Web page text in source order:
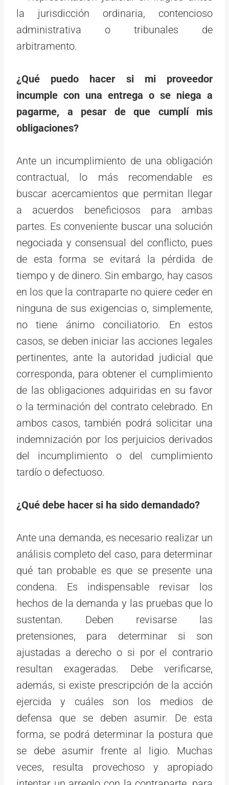
la jurisdicción ordinaria, contencioso
administrativa o tribunales de
arbitramento.
¿Qué puedo hacer si mi proveedor
incumple con una entrega o se niega a
pagarme, a pesar de que cumplí mis
obligaciones?
Ante un incumplimiento de una obligación
contractual, lo más recomendable es
buscar acercamientos que permitan llegar
a acuerdos beneficiosos para ambas
partes. Es conveniente buscar una solución
negociada y consensual del conflicto, pues
de esta forma se evitará la pérdida de
tiempo y de dinero. Sin embargo, hay casos
en los que la contraparte no quiere ceder en
ninguna de sus exigencias o, simplemente,
no tiene ánimo conciliatorio. En estos
casos, se deben iniciar las acciones legales
pertinentes, ante la autoridad judicial que
corresponda, para obtener el cumplimiento
de las obligaciones adquiridas en su favor
o la terminación del contrato celebrado. En
ambos casos, también podrá solicitar una
indemnización por los perjuicios derivados
del incumplimiento o del cumplimiento
tardío o defectuoso.
¿Qué debe hacer si ha sido demandado?
Ante una demanda, es necesario realizar un
análisis completo del caso, para determinar
qué tan probable es que se presente una
condena. Es indispensable revisar los
hechos de la demanda y las pruebas que lo
sustentan. Deben revisarse las
pretensiones, para determinar si son
ajustadas a derecho o si por el contrario
resultan exageradas. Debe verificarse,
además, si existe prescripción de la acción
ejercida y cuáles son los medios de
defensa que se deben asumir. De esta
forma, se podrá determinar la postura que
se debe asumir frente al ligio. Muchas
veces, resulta provechoso y apropiado